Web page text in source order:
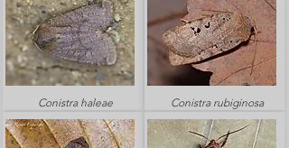
Conistra haleae Conistra rubiginosa